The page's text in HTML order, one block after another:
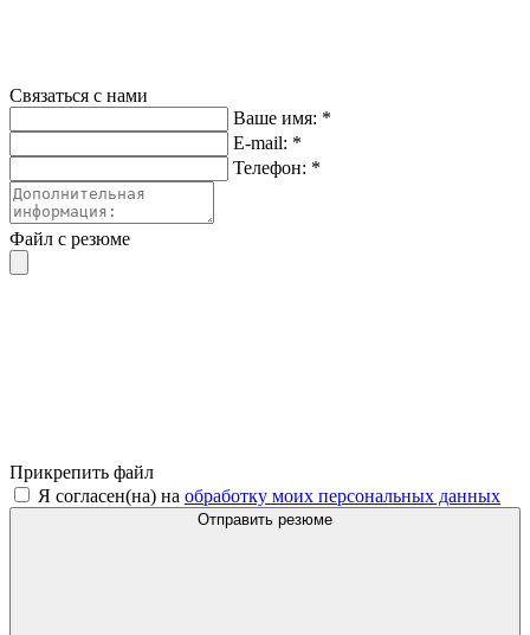
Связаться с нами
Ваше имя: *
E-mail: *
Телефон: *
Файл с резюме
Прикрепить файл
Я согласен(на) на обработку моих персональных данных
Отправить резюме